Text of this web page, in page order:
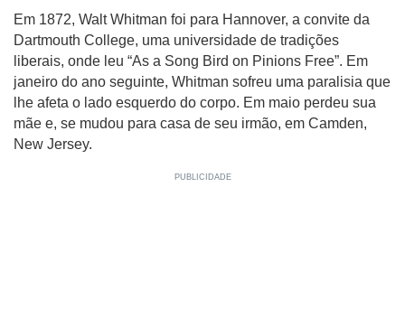
Em 1872, Walt Whitman foi para Hannover, a convite da
Dartmouth College, uma universidade de tradições
liberais, onde leu “As a Song Bird on Pinions Free”. Em
janeiro do ano seguinte, Whitman sofreu uma paralisia que
lhe afeta o lado esquerdo do corpo. Em maio perdeu sua
mãe e, se mudou para casa de seu irmão, em Camden,
New Jersey.